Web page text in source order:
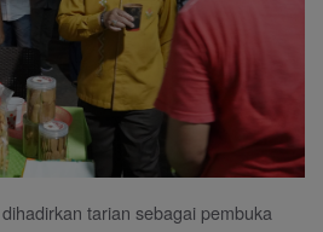
tarian sebagai pembuka